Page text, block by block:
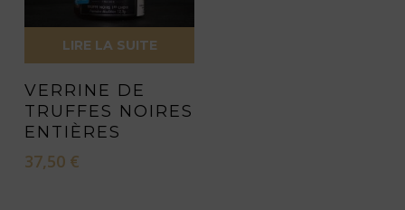
LIRE LA SUITE
VERRINE DE
TRUFFES NOIRES
ENTIÈRES
37,50 €